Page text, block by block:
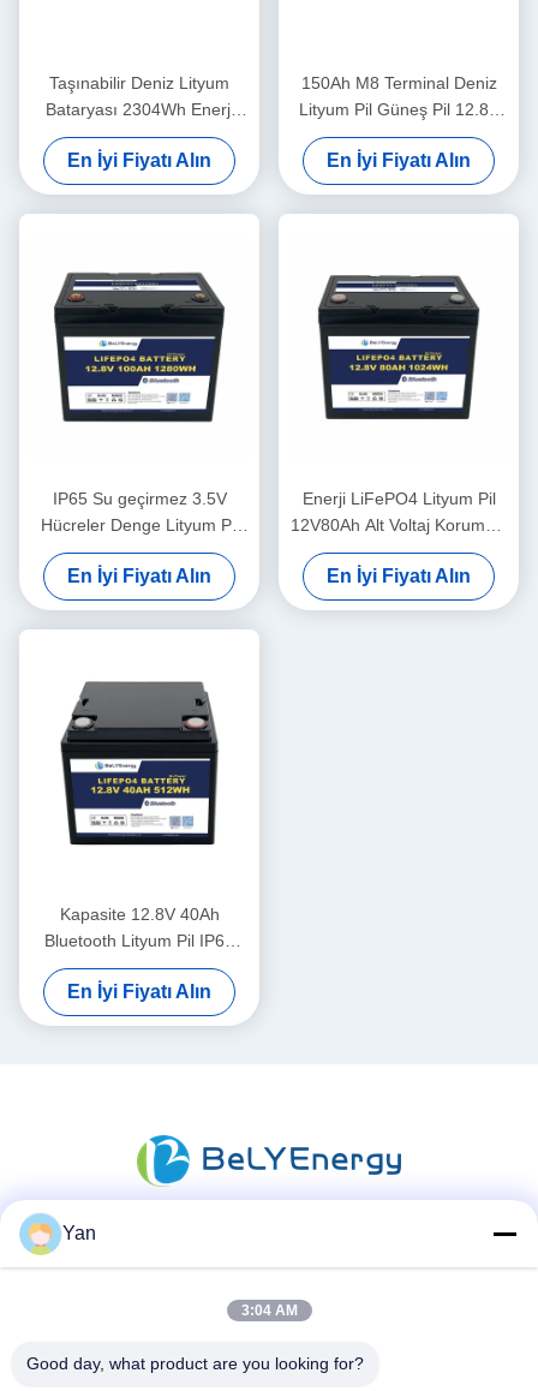
Taşınabilir Deniz Lityum
Bataryası 2304Wh Enerji
260A Zirve Serbestleme
12.8V180Ah
En İyi Fiyatı Alın
150Ah M8 Terminal Deniz
Lityum Pil Güneş Pil 12.8V
ABS Kutusu
En İyi Fiyatı Alın
IP65 Su geçirmez 3.5V
Hücreler Denge Lityum Pil
12V100Ah Güneş Pil Lityum
En İyi Fiyatı Alın
Enerji LiFePO4 Lityum Pil
12V80Ah Alt Voltaj Koruması
14.6V
En İyi Fiyatı Alın
Kapasite 12.8V 40Ah
Bluetooth Lityum Pil IP65
Kapalı Koruma 512Wh Enerji
En İyi Fiyatı Alın
Hızlı iletişim
Yan
3:04 AM
Good day, what product are you looking for?